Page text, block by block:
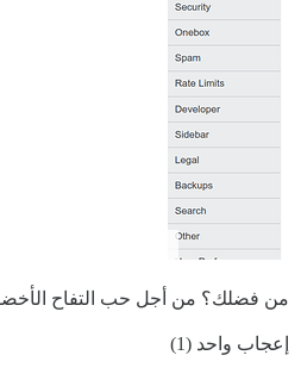
من فضلك؟ من أجل حب التفاح
إعجاب واحد (1)